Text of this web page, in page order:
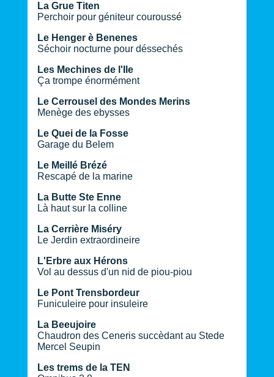
La Grue Titen
Perchoir pour géniteur couroussé
Le Henger è Benenes
Séchoir nocturne pour déssechés
Les Mechines de l'Ile
Ça trompe énormément
Le Cerrousel des Mondes Merins
Menège des ebysses
Le Quei de la Fosse
Garage du Belem
Le Meillé Brézé
Rescapé de la marine
La Butte Ste Enne
Là haut sur la colline
La Cerrière Miséry
Le Jerdin extraordineire
L'Erbre aux Hérons
Vol au dessus d'un nid de piou-piou
Le Pont Trensbordeur
Funiculeire pour insuleire
La Beeujoire
Chaudron des Ceneris succèdant au Stede
Mercel Seupin
Les trems de la TEN